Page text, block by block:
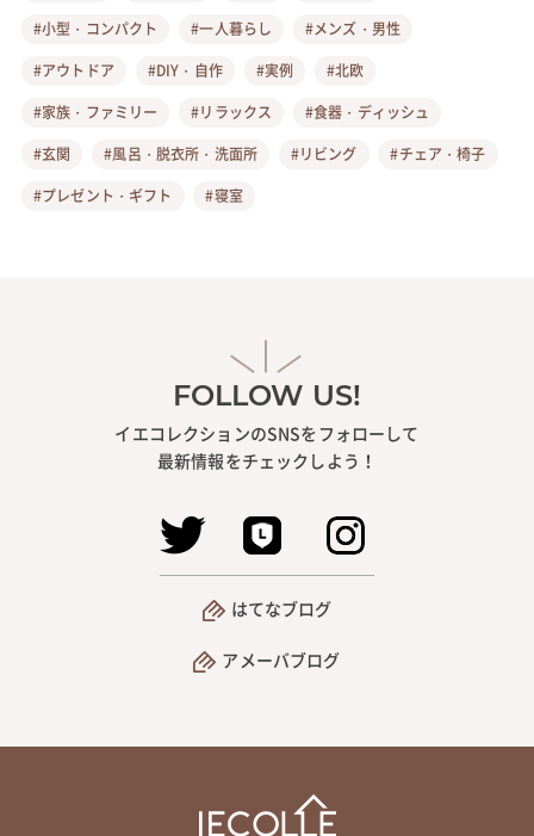
#小型・コンパクト
#一人暮らし
#メンズ・男性
#アウトドア
#DIY・自作 #実例
#北欧
#家族・ファミリー
#リラックス
#食器・ディッシュ
#玄関
#風呂・脱衣所・洗面所 #リビング
#チェア・椅子
#プレゼント・ギフト
#寝室
FOLLOW US!
イエコレクションのSNSをフォローして
最新情報をチェックしよう！
はてなブログ
アメーバブログ